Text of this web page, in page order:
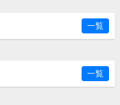
一覧
一覧